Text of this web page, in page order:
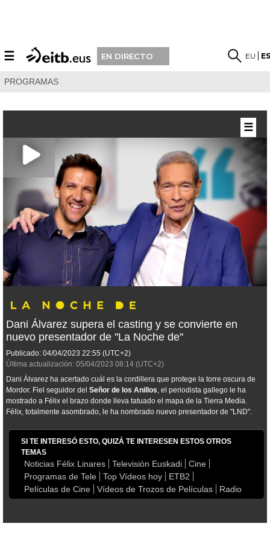
☰ EN DIRECTO EU
PROGRAMAS
Dani Álvarez supera el casting y se convierte en
nuevo presentador de ''La Noche de''
Publicado: 04/04/2023 22:55 (UTC+2)
Última actualización: 05/04/2023 08:14 (UTC+2)
Dani Álvarez ha acertado cuál es la cordillera que protege la torre oscura de
Mordor. Fiel seguidor del Señor de los Anillos, el periodista gallego le ha
mostrado a Félix el brazo donde lleva tatuado el mapa de la Tierra Media.
Félix, totalmente asombrado, le ha nombrado nuevo presentador de "LND".
SI TE INTERESÓ ESTO, QUIZÁ TE INTERESEN ESTOS OTROS
TEMAS
Noticias Félix Linares Televisión Euskadi
Cine
Programas de Tele
Top Vídeos hoy
ETB2
Películas de Cine
Vídeos de Trozos de Películas Radio
☰